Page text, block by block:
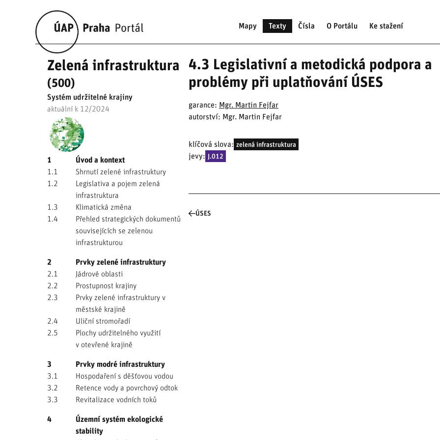
Mapy Texty Čísla O Portálu Ke stažení
Zelená infrastruktura
(500)
Systém udržitelné krajiny
aktuální k 12/2024
1
Úvod a kontext
1.1
Shrnutí zelené infrastruktury
1.2
Legislativa a pojem zelená
infrastruktura
1.3
Klimatická změna
1.4
Přehled strategických dokumentů
souvisejících se zelenou
infrastrukturou
2
Prvky zelené infrastruktury
2.1
Jádrové oblasti
2.2
Prostupnost krajiny
2.3
Prvky zelené infrastruktury v
městské krajině
2.4
Uliční stromořadí
2.5
Plochy udržitelného využití
v otevřené krajině
3
Prvky modré infrastruktury
3.1
Hospodaření s děšťovou vodou
3.2
Retence vody a povrchový odtok
3.3
Revitalizace vodních toků
4
Územní systém ekologické
stability
4.3 Legislativní a metodická podpora a
problémy při uplatňování ÚSES
garance: Mgr. Martin Fejfar
autorství: Mgr. Martin Fejfar
klíčová slova: zelená infrastruktura
jevy: J.012
ÚSES